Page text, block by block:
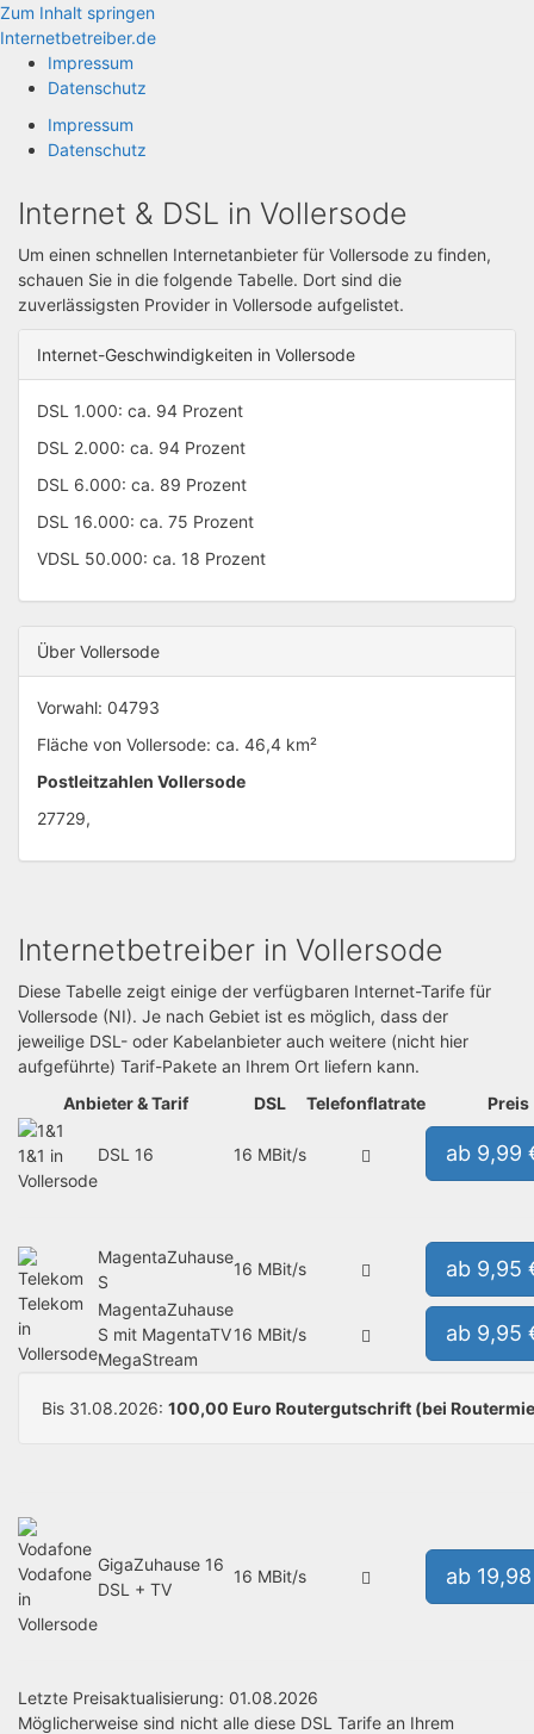
Zum Inhalt springen
Internetbetreiber.de
Impressum
Datenschutz
Impressum
Datenschutz
Internet & DSL in Vollersode
Um einen schnellen Internetanbieter für Vollersode zu finden,
schauen Sie in die folgende Tabelle. Dort sind die
zuverlässigsten Provider in Vollersode aufgelistet.
Internet-Geschwindigkeiten in Vollersode
DSL 1.000: ca. 94 Prozent
DSL 2.000: ca. 94 Prozent
DSL 6.000: ca. 89 Prozent
DSL 16.000: ca. 75 Prozent
VDSL 50.000: ca. 18 Prozent
Über Vollersode
Vorwahl: 04793
Fläche von Vollersode: ca. 46,4 km²
Postleitzahlen Vollersode
27729,
Internetbetreiber in Vollersode
Diese Tabelle zeigt einige der verfügbaren Internet-Tarife für
Vollersode (NI). Je nach Gebiet ist es möglich, dass der
jeweilige DSL- oder Kabelanbieter auch weitere (nicht hier
aufgeführte) Tarif-Pakete an Ihrem Ort liefern kann.
Anbieter & Tarif
DSL Telefonflatrate Preis
1&1 in
Vollersode
DSL 16 16 MBit/s ab 9,99
Telekom
in
Vollersode
MagentaZuhause
S
16 MBit/s ab 9,95
MagentaZuhause
S mit MagentaTV
MegaStream
16 MBit/s ab 9,95
Bis 31.08.2026: 100,00 Euro Routergutschrift (bei
Vodafone
in
Vollersode
GigaZuhause 16
DSL + TV
16 MBit/s ab
Letzte Preisaktualisierung: 01.08.2026
Möglicherweise sind nicht alle diese DSL Tarife an Ihrem